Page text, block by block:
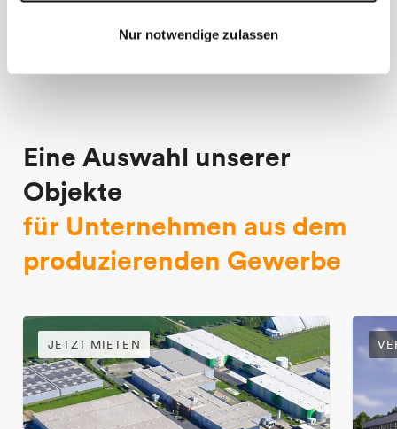
Nur notwendige zulassen
Eine Auswahl unserer
Objekte
für Unternehmen aus dem
produzierenden Gewerbe
JETZT MIETEN